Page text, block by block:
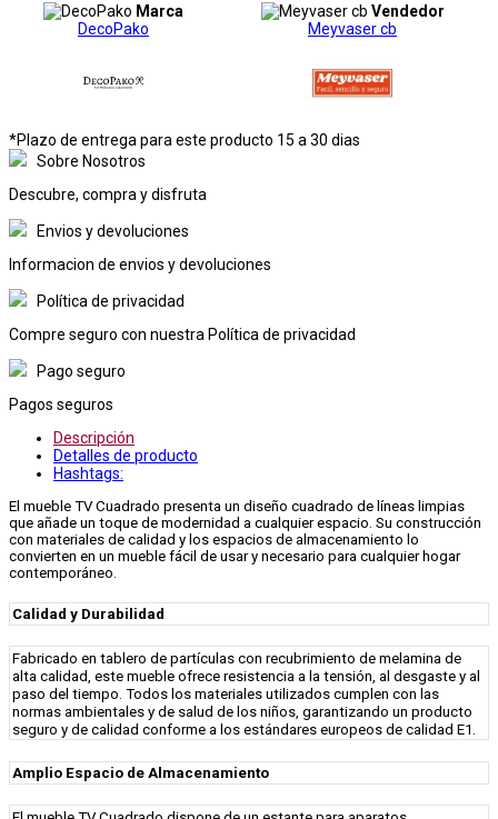
Marca
DecoPako
Vendedor
Meyvaser cb
*Plazo de entrega para este producto 15 a 30 dias
Sobre Nosotros
Descubre, compra y disfruta
Envios y devoluciones
Informacion de envios y devoluciones
Política de privacidad
Compre seguro con nuestra Política de privacidad
Pago seguro
Pagos seguros
Descripción
Detalles de producto
Hashtags:
El mueble TV Cuadrado presenta un diseño cuadrado de líneas limpias
que añade un toque de modernidad a cualquier espacio. Su construcción
con materiales de calidad y los espacios de almacenamiento lo
convierten en un mueble fácil de usar y necesario para cualquier hogar
contemporáneo.
Calidad y Durabilidad
Fabricado en tablero de partículas con recubrimiento de melamina de
alta calidad, este mueble ofrece resistencia a la tensión, al desgaste y al
paso del tiempo. Todos los materiales utilizados cumplen con las
normas ambientales y de salud de los niños, garantizando un producto
seguro y de calidad conforme a los estándares europeos de calidad E1.
Amplio Espacio de Almacenamiento